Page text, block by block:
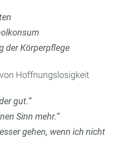
der Körperpflege
Hoffnungslosigkeit
gut.“
Sinn mehr.“
gehen, wenn ich nicht